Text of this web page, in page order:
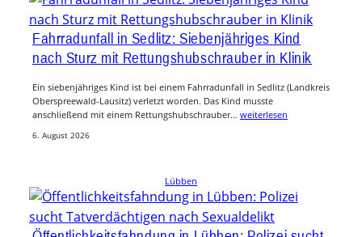
Fahrradunfall in Sedlitz: Siebenjähriges Kind
nach Sturz mit Rettungshubschrauber in Klinik
Ein siebenjähriges Kind ist bei einem Fahrradunfall in Sedlitz (Landkreis
Oberspreewald-Lausitz) verletzt worden. Das Kind musste
anschließend mit einem Rettungshubschrauber… weiterlesen
6. August 2026
Lübben